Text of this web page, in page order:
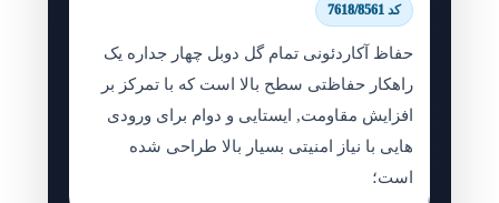
کد 7618/8561
حفاظ آکاردئونی تمام گل دوبل چهار جداره یک
راهکار حفاظتی سطح بالا است که با تمرکز بر
افزایش مقاومت, ایستایی و دوام برای ورودی
هایی با نیاز امنیتی بسیار بالا طراحی شده
است؛